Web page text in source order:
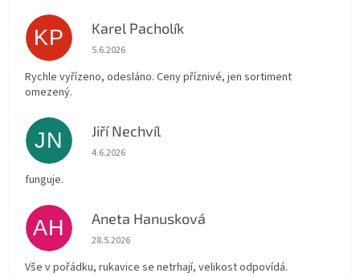
KP Karel Pacholík
Hodnocení obchodu je 4 z 5 hvězdiček.
5.6.2026
Rychle vyřízeno, odesláno. Ceny příznivé, jen sortiment
omezený.
JN Jiří Nechvíl
Hodnocení obchodu je 5 z 5 hvězdiček.
4.6.2026
funguje.
AH Aneta Hanusková
Hodnocení obchodu je 5 z 5 hvězdiček.
28.5.2026
Vše v pořádku, rukavice se netrhají, velikost odpovídá.